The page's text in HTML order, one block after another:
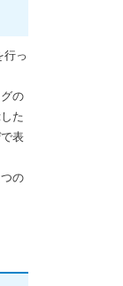
行っ
の
た
表
の